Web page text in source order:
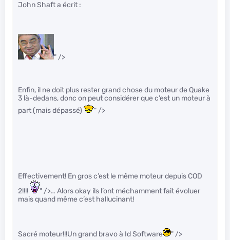
John Shaft a écrit :
" />
Enfin, il ne doit plus rester grand chose du moteur de Quake
3 là-dedans, donc on peut considérer que c’est un moteur à
part (mais dépassé)
" />
Effectivement! En gros c’est le même moteur depuis COD
2!!!!
" />… Alors okay ils l’ont méchamment fait évoluer
mais quand même c’est hallucinant!
Sacré moteur!!!Un grand bravo à Id Software " />